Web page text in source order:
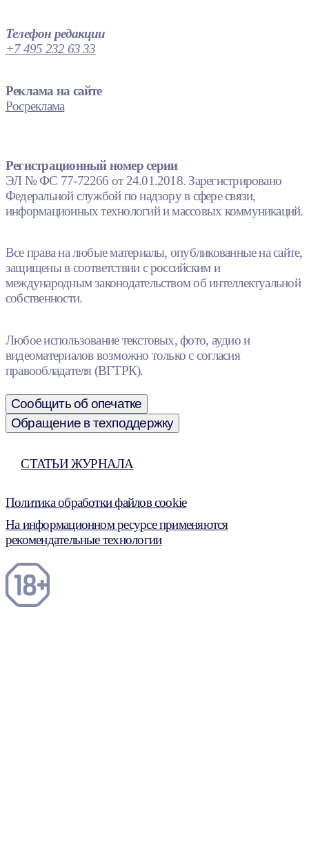
Телефон редакции
+7 495 232 63 33
Реклама на сайте
Росреклама
Регистрационный номер серии
ЭЛ № ФС 77-72266 от 24.01.2018. Зарегистрировано
Федеральной службой по надзору в сфере связи,
информационных технологий и массовых коммуникаций.
Все права на любые материалы, опубликованные на сайте,
защищены в соответствии с российским и
международным законодательством об интеллектуальной
собственности.
Любое использование текстовых, фото, аудио и
видеоматериалов возможно только с согласия
правообладателя (ВГТРК).
Сообщить об опечатке
Обращение в техподдержку
СТАТЬИ ЖУРНАЛА
Политика обработки файлов cookie
На информационном ресурсе применяются
рекомендательные технологии